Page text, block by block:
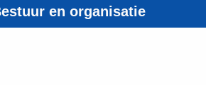
en organisatie